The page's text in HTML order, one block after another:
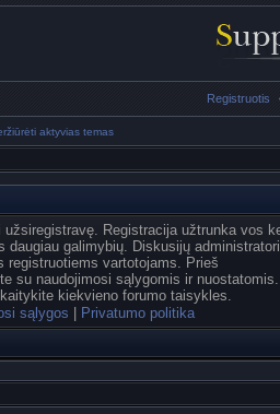
Registruotis
aktyvias temas
užsiregistravę. Registracija užtrunka vos
daugiau galimybių. Diskusijų
registruotiems vartotojams. Prieš
su naudojimosi sąlygomis ir nuostatomis.
kiekvieno forumo taisykles.
sąlygos
Privatumo politika